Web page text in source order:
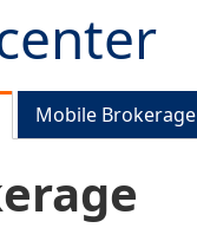
Mobile Brokerage